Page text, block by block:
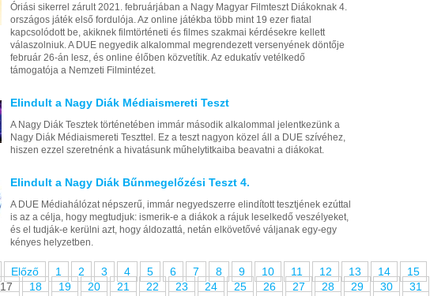
Óriási sikerrel zárult 2021. februárjában a Nagy Magyar Filmteszt Diákoknak 4.
országos játék első fordulója. Az online játékba több mint 19 ezer fiatal
kapcsolódott be, akiknek filmtörténeti és filmes szakmai kérdésekre kellett
válaszolniuk. A DUE negyedik alkalommal megrendezett versenyének döntője
február 26-án lesz, és online élőben közvetítik. Az edukatív vetélkedő
támogatója a Nemzeti Filmintézet.
Elindult a Nagy Diák Médiaismereti Teszt
A Nagy Diák Tesztek történetében immár második alkalommal jelentkezünk a
Nagy Diák Médiaismereti Teszttel. Ez a teszt nagyon közel áll a DUE szívéhez,
hiszen ezzel szeretnénk a hivatásunk műhelytitkaiba beavatni a diákokat.
Elindult a Nagy Diák Bűnmegelőzési Teszt 4.
A DUE Médiahálózat népszerű, immár negyedszerre elindított tesztjének ezúttal
is az a célja, hogy megtudjuk: ismerik-e a diákok a rájuk leselkedő veszélyeket,
és el tudják-e kerülni azt, hogy áldozattá, netán elkövetővé váljanak egy-egy
kényes helyzetben.
Előző 1 2 3 4 5 6 7 8 9 10 11 12 13 14
15
17 18 19 20 21 22 23 24 25 26 27 28 29 30
31